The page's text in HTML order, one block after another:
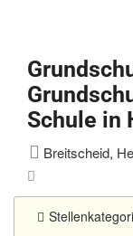
Schule in
Breitscheid,